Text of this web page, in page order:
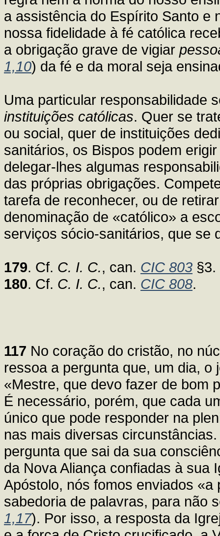
a assistência do Espírito Santo e
nossa fidelidade à fé católica
a obrigação grave de vigiar
1,10) da fé e da moral seja
Uma particular responsabilidade
instituições católicas. Quer se
ou social, quer de instituições
sanitários, os Bispos podem
delegar-lhes algumas
das próprias obrigações.
tarefa de reconhecer, ou de
denominação de «católico» a
serviços sócio-sanitários, que se
179. Cf. C. I. C., can. CIC 803 §3.
180. Cf. C. I. C., can. CIC 808.
117 No coração do cristão, no
ressoa a pergunta que, um dia,
«Mestre, que devo fazer de bom
É necessário, porém, que cada
único que pode responder na
nas mais diversas
pergunta que sai da sua
da Nova Aliança confiadas à sua
Apóstolo, nós fomos enviados
sabedoria de palavras, para não
1,17). Por isso, a resposta da